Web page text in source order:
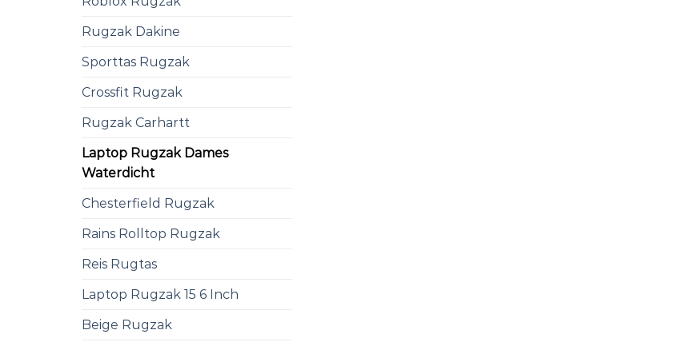
Rugzak Dakine
Sporttas Rugzak
Crossfit Rugzak
Rugzak Carhartt
Laptop Rugzak Dames
Waterdicht
Chesterfield Rugzak
Rains Rolltop Rugzak
Reis Rugtas
Laptop Rugzak 15 6 Inch
Beige Rugzak